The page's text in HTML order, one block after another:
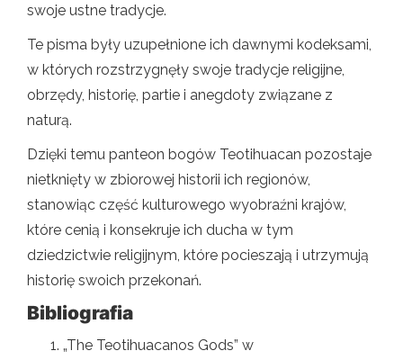
swoje ustne tradycje.
Te pisma były uzupełnione ich dawnymi kodeksami,
w których rozstrzygnęły swoje tradycje religijne,
obrzędy, historię, partie i anegdoty związane z
naturą.
Dzięki temu panteon bogów Teotihuacan pozostaje
nietknięty w zbiorowej historii ich regionów,
stanowiąc część kulturowego wyobraźni krajów,
które cenią i konsekruje ich ducha w tym
dziedzictwie religijnym, które pocieszają i utrzymują
historię swoich przekonań.
Bibliografia
„The Teotihuacanos Gods” w